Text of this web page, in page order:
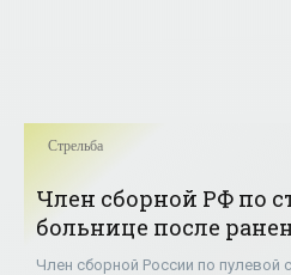
Стрельба
Член сборной РФ по
больнице после
«Стрельба»
Член сборной России по пулевой